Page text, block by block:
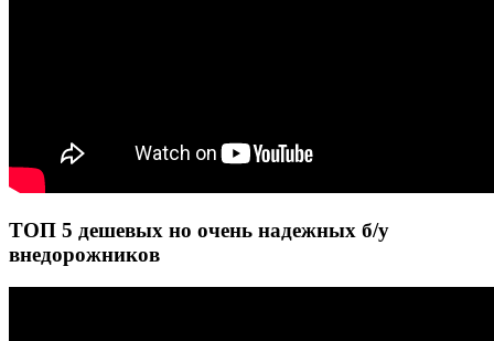
ТОП 5 дешевых но очень надежных б/у
внедорожников